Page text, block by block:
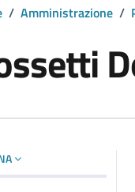
/ Amministrazione /